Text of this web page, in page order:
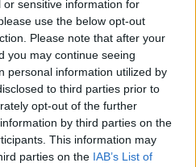
sensitive information for
use the below opt-out
Please note that after your
you may continue seeing
personal information utilized by
to third parties prior to
opt-out of the further
by third parties on the
This information may
parties on the IAB’s List of
vicepresidente del Senato sarà
Circolo “Valdichiana Tricolore”
al Consiglio regionale,con in
Michela Senesi, Nicola Carini,
Sonia Ghezzi, Alfio Coppi e